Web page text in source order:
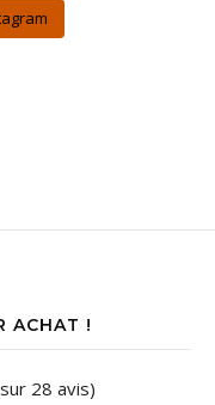
ACHAT !
28 avis)